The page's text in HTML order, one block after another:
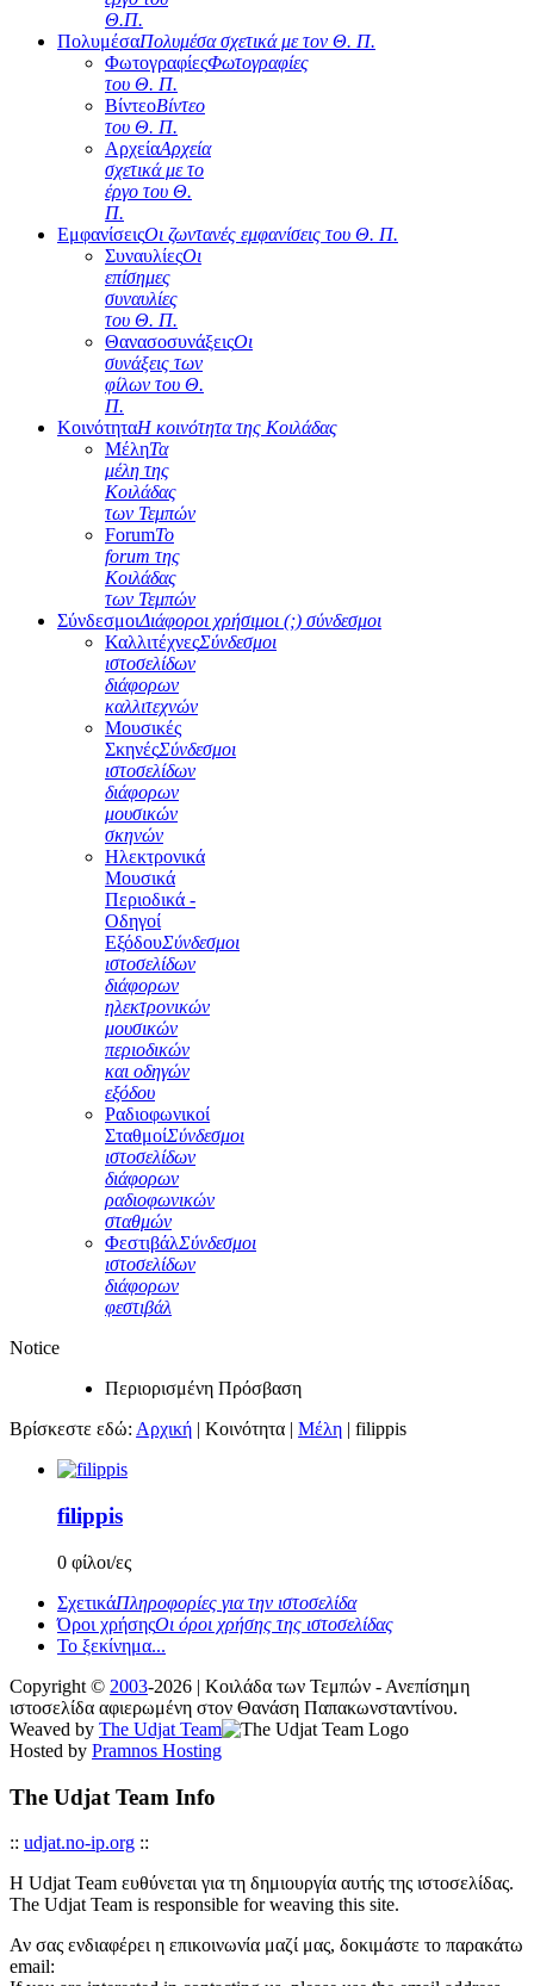
Θ.Π.
ΠολυμέσαΠολυμέσα σχετικά με τον Θ. Π.
ΦωτογραφίεςΦωτογραφίες
του Θ. Π.
ΒίντεοΒίντεο
του Θ. Π.
ΑρχείαΑρχεία
σχετικά με το
έργο του Θ.
Π.
ΕμφανίσειςΟι ζωντανές εμφανίσεις του Θ. Π.
ΣυναυλίεςΟι
επίσημες
συναυλίες
του Θ. Π.
ΘανασοσυνάξειςΟι
συνάξεις των
φίλων του Θ.
Π.
ΚοινότηταΗ κοινότητα της Κοιλάδας
ΜέληΤα
μέλη της
Κοιλάδας
των Τεμπών
ForumΤο
forum της
Κοιλάδας
των Τεμπών
ΣύνδεσμοιΔιάφοροι χρήσιμοι (;) σύνδεσμοι
ΚαλλιτέχνεςΣύνδεσμοι
ιστοσελίδων
διάφορων
καλλιτεχνών
Μουσικές
ΣκηνέςΣύνδεσμοι
ιστοσελίδων
διάφορων
μουσικών
σκηνών
Ηλεκτρονικά
Μουσικά
Περιοδικά -
Οδηγοί
ΕξόδουΣύνδεσμοι
ιστοσελίδων
διάφορων
ηλεκτρονικών
μουσικών
περιοδικών
και οδηγών
εξόδου
Ραδιοφωνικοί
ΣταθμοίΣύνδεσμοι
ιστοσελίδων
διάφορων
ραδιοφωνικών
σταθμών
ΦεστιβάλΣύνδεσμοι
ιστοσελίδων
διάφορων
φεστιβάλ
Notice
Περιορισμένη Πρόσβαση
Βρίσκεστε εδώ: Αρχική | Κοινότητα | Μέλη | filippis
filippis
0 φίλοι/ες
ΣχετικάΠληροφορίες για την ιστοσελίδα
Όροι χρήσηςΟι όροι χρήσης της ιστοσελίδας
Το ξεκίνημα...
Copyright © 2003-2026 | Κοιλάδα των Τεμπών - Ανεπίσημη
ιστοσελίδα αφιερωμένη στον Θανάση Παπακωνσταντίνου.
Weaved by The Udjat Team
Hosted by Pramnos Hosting
The Udjat Team Info
:: udjat.no-ip.org ::
Η Udjat Team ευθύνεται για τη δημιουργία αυτής της ιστοσελίδας.
The Udjat Team is responsible for weaving this site.
Αν σας ενδιαφέρει η επικοινωνία μαζί μας, δοκιμάστε το παρακάτω
email: